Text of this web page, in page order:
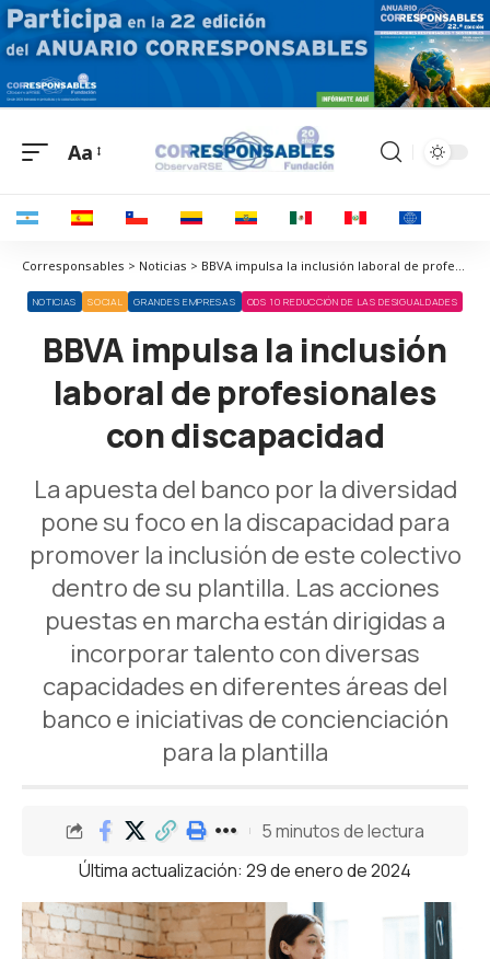
Aa
Corresponsables > Noticias > BBVA impulsa la inclusión laboral de profesionales con discapacidad
NOTICIAS SOCIAL GRANDES EMPRESAS ODS 10 REDUCCIÓN DE LAS DESIGUALDADES
BBVA impulsa la inclusión
laboral de profesionales
con discapacidad
La apuesta del banco por la diversidad
pone su foco en la discapacidad para
promover la inclusión de este colectivo
dentro de su plantilla. Las acciones
puestas en marcha están dirigidas a
incorporar talento con diversas
capacidades en diferentes áreas del
banco e iniciativas de concienciación
para la plantilla
Última actualización: 29 de enero de 2024
5 minutos de lectura